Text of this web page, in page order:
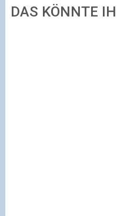
DAS KÖNNTE